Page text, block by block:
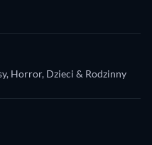
Horror, Dzieci & Rodzinny